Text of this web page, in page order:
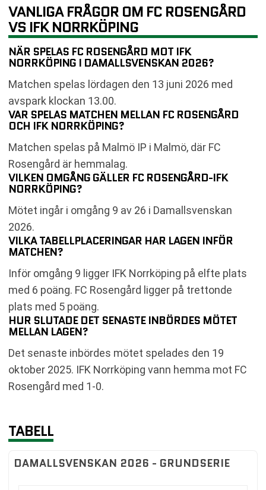
VANLIGA FRÅGOR OM FC ROSENGÅRD
VS IFK NORRKÖPING
NÄR SPELAS FC ROSENGÅRD MOT IFK
NORRKÖPING I DAMALLSVENSKAN 2026?
Matchen spelas lördagen den 13 juni 2026 med
avspark klockan 13.00.
VAR SPELAS MATCHEN MELLAN FC ROSENGÅRD
OCH IFK NORRKÖPING?
Matchen spelas på Malmö IP i Malmö, där FC
Rosengård är hemmalag.
VILKEN OMGÅNG GÄLLER FC ROSENGÅRD-IFK
NORRKÖPING?
Mötet ingår i omgång 9 av 26 i Damallsvenskan
2026.
VILKA TABELLPLACERINGAR HAR LAGEN INFÖR
MATCHEN?
Inför omgång 9 ligger IFK Norrköping på elfte plats
med 6 poäng. FC Rosengård ligger på trettonde
plats med 5 poäng.
HUR SLUTADE DET SENASTE INBÖRDES MÖTET
MELLAN LAGEN?
Det senaste inbördes mötet spelades den 19
oktober 2025. IFK Norrköping vann hemma mot FC
Rosengård med 1-0.
TABELL
DAMALLSVENSKAN 2026 - GRUNDSERIE